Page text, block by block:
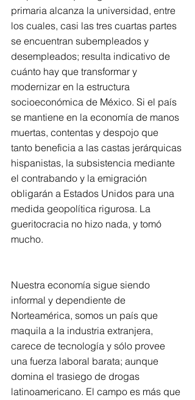
primaria alcanza la universidad, entre
los cuales, casi las tres cuartas partes
se encuentran subempleados y
desempleados; resulta indicativo de
cuánto hay que transformar y
modernizar en la estructura
socioeconómica de México. Si el país
se mantiene en la economía de manos
muertas, contentas y despojo que
tanto beneficia a las castas jerárquicas
hispanistas, la subsistencia mediante
el contrabando y la emigración
obligarán a Estados Unidos para una
medida geopolítica rigurosa. La
gueritocracia no hizo nada, y tomó
mucho.
Nuestra economía sigue siendo
informal y dependiente de
Norteamérica, somos un país que
maquila a la industria extranjera,
carece de tecnología y sólo provee
una fuerza laboral barata; aunque
domina el trasiego de drogas
latinoamericano. El campo es más que